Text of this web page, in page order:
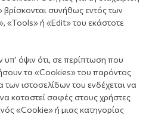
συνήθως εντός των
«Tools» ή «Edit» του εκάστοτε
όψιν ότι, σε περίπτωση που
τα «Cookies» του παρόντος
των ιστοσελίδων του ενδέχεται να
καταστεί σαφές στους χρήστες
«Cookie» ή μιας κατηγορίας